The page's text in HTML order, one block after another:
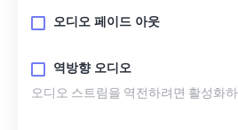
오디오 페이드 아웃
역방향 오디오
오디오 스트림을 역전하려면 활성화